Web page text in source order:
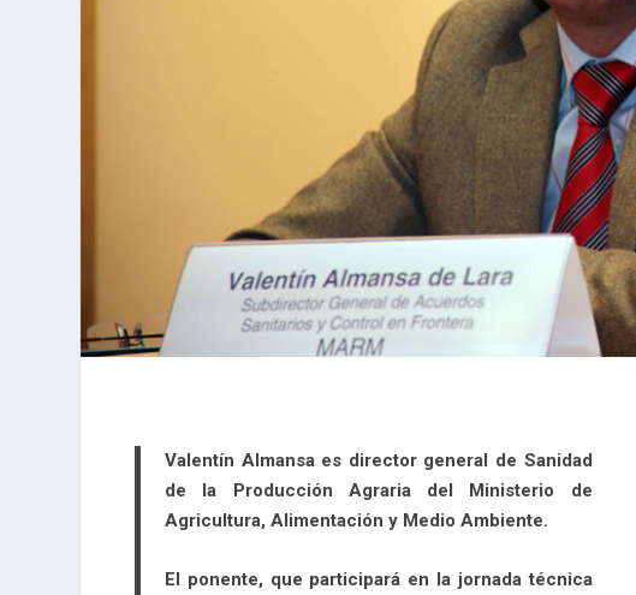
Valentín Almansa es director general de Sanidad
de la Producción Agraria del Ministerio de
Agricultura, Alimentación y Medio Ambiente.
El ponente, que participará en la jornada técnica